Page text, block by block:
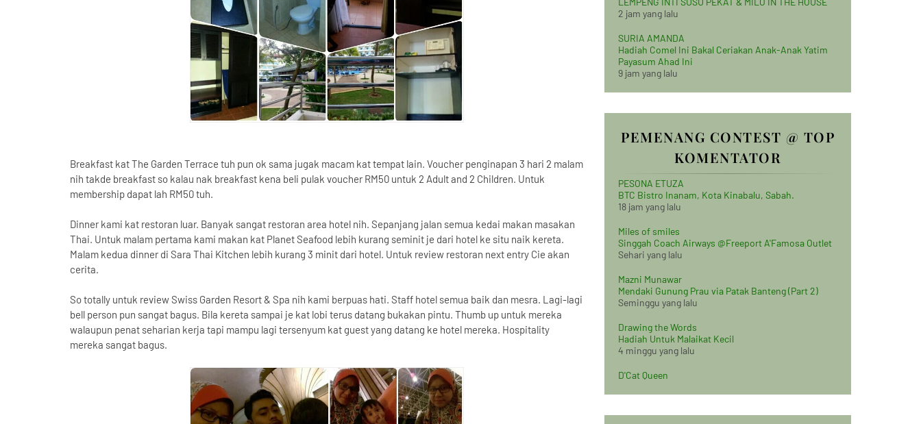
Breakfast kat The Garden Terrace tuh pun ok sama jugak macam kat tempat lain. Voucher penginapan 3 hari 2 malam
nih takde breakfast so kalau nak breakfast kena beli pulak voucher RM50 untuk 2 Adult and 2 Children. Untuk
membership dapat lah RM50 tuh.
Dinner kami kat restoran luar. Banyak sangat restoran area hotel nih. Sepanjang jalan semua kedai makan masakan
Thai. Untuk malam pertama kami makan kat Planet Seafood lebih kurang seminit je dari hotel ke situ naik kereta.
Malam kedua dinner di Sara Thai Kitchen lebih kurang 3 minit dari hotel. Untuk review restoran next entry Cie akan
cerita.
So totally untuk review Swiss Garden Resort & Spa nih kami berpuas hati. Staff hotel semua baik dan mesra. Lagi-lagi
bell person pun sangat bagus. Bila kereta sampai je kat lobi terus datang bukakan pintu. Thumb up untuk mereka
walaupun penat seharian kerja tapi mampu lagi tersenyum kat guest yang datang ke hotel mereka. Hospitality
mereka sangat bagus.
2 jam yang lalu
SURIA AMANDA
Hadiah Comel Ini Bakal Ceriakan Anak-Anak Yatim
Payasum Ahad Ini
9 jam yang lalu
PEMENANG CONTEST @ TOP
KOMENTATOR
PESONA ETUZA
BTC Bistro Inanam, Kota Kinabalu, Sabah.
18 jam yang lalu
Miles of smiles
Singgah Coach Airways @Freeport A'Famosa Outlet
Sehari yang lalu
Mazni Munawar
Mendaki Gunung Prau via Patak Banteng (Part 2)
Seminggu yang lalu
Drawing the Words
Hadiah Untuk Malaikat Kecil
4 minggu yang lalu
D'Cat Queen